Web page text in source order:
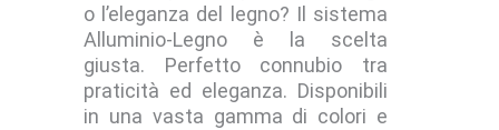
o l’eleganza del legno? Il sistema
Alluminio-Legno è la scelta
giusta. Perfetto connubio tra
praticità ed eleganza. Disponibili
in una vasta gamma di colori e